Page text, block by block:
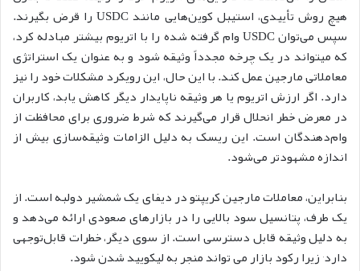
هیچ روش تأییدی، استیبل کوین‌هایی مانند USDC را قرض بگیرند.
سپس می‌توان USDC وام گرفته شده را با اتریوم بیشتر مبادله کرد،
که میتواند در یک چرخه مجدداً وثیقه شود و به عنوان یک استراتژی
معاملاتی مارجین عمل کند. با این حال، این رویکرد مشکلات خود را نیز
دارد. اگر ارزش اتریوم یا هر وثیقه ناپایدار دیگر کاهش یابد، کاربران
در معرض خطر انحلال قرار می‌گیرند که شرط ضروری برای محافظت از
وام‌دهندگان است. این ریسک به دلیل الزامات وثیقه‌سازی بیش از
اندازه مشهودتر می‌شود.
بنابراین، معاملات مارجین کریپتو در دیفای یک شمشیر دولبه است. از
یک طرف، پتانسیل سود بالایی را در بازارهای صعودی ارائه می‌دهد و
به دلیل وثیقه قابل دسترسی است. از سوی دیگر، خطرات قابل‌توجهی
دارد٬ زیرا رکود بازار می تواند منجر به لیکویید شدن شود.